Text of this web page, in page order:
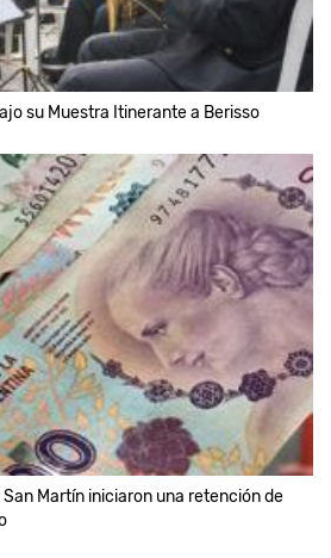
su Muestra Itinerante a Berisso
Martín iniciaron una retención de